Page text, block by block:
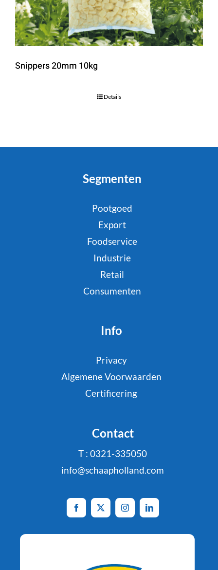
Snippers 20mm 10kg
Details
Segmenten
Pootgoed
Export
Foodservice
Industrie
Retail
Consumenten
Info
Privacy
Algemene Voorwaarden
Certificering
Contact
T : 0321-335050
info@schaapholland.com